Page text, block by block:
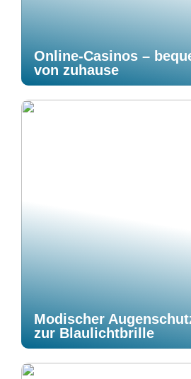
Online-Casinos –
von zuhause
Modischer
zur Blaulichtbrille